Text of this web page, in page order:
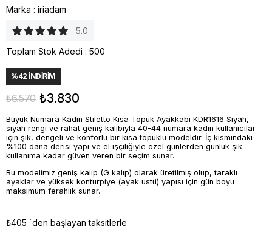
Marka : iriadam
5.0
Toplam Stok Adedi : 500
%42 İNDIRIM
₺6.570 ₺3.830
Büyük Numara Kadın Stiletto Kısa Topuk Ayakkabı KDR1616 Siyah,
siyah rengi ve rahat geniş kalıbıyla 40-44 numara kadın kullanıcılar
için şık, dengeli ve konforlu bir kısa topuklu modeldir. İç kısmındaki
%100 dana derisi yapı ve el işçiliğiyle özel günlerden günlük şık
kullanıma kadar güven veren bir seçim sunar.
Bu modelimiz geniş kalıp (G kalıp) olarak üretilmiş olup, taraklı
ayaklar ve yüksek konturpiye (ayak üstü) yapısı için gün boyu
maksimum ferahlık sunar.
₺405 `den başlayan taksitlerle